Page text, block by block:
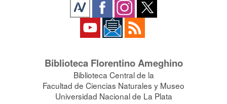
Biblioteca Florentino Ameghino
Biblioteca Central de la
Facultad de Ciencias Naturales y Museo
Universidad Nacional de La Plata